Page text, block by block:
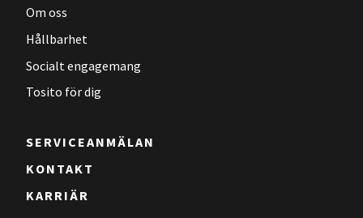
Om oss
Hållbarhet
Socialt engagemang
Tosito för dig
SERVICEANMÄLAN
KONTAKT
KARRIÄR